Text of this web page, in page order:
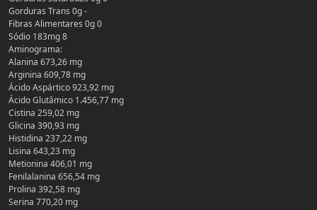
Gorduras Trans 0g -
Fibras Alimentares 0g 0
Sódio 183mg 8
Aminograma:
Alanina 673,26 mg
Arginina 609,78 mg
Ácido Aspártico 923,92 mg
Ácido Glutâmico 1.456,77 mg
Cistina 259,02 mg
Glicina 390,93 mg
Histidina 237,22 mg
Lisina 643,23 mg
Metionina 406,01 mg
Fenilalanina 656,54 mg
Prolina 392,58 mg
Serina 770,20 mg